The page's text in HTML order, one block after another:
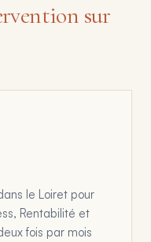
sur
le Loiret pour
Rentabilité et
fois par mois